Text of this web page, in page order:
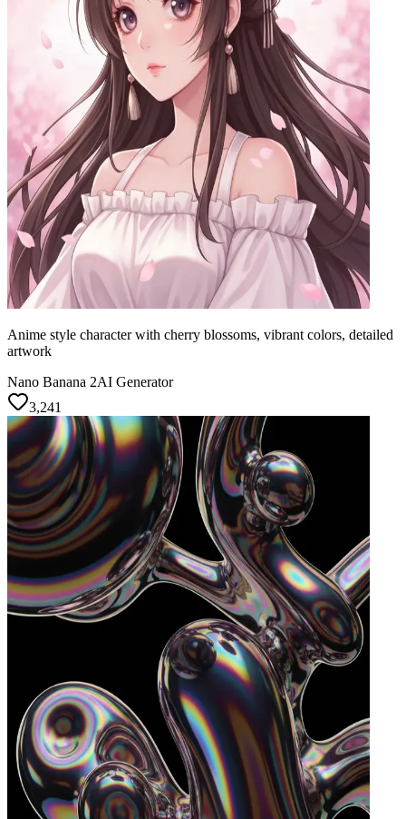
Anime style character with cherry blossoms, vibrant colors, detailed
artwork
Nano Banana 2AI Generator
3,241